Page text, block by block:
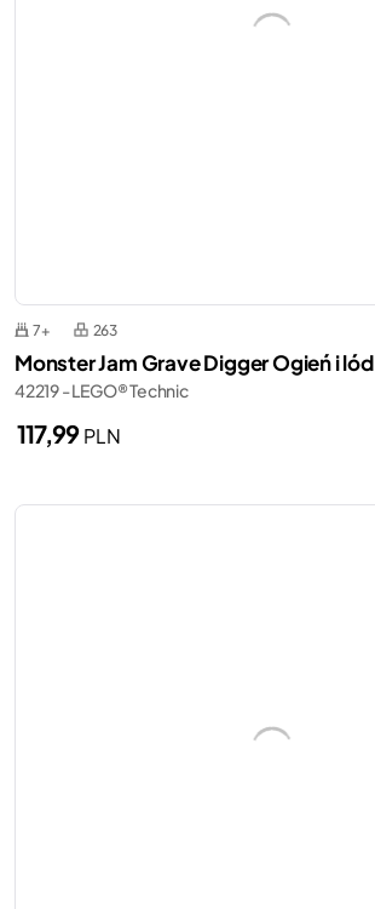
7+ 263
Monster Jam Grave Digger Ogień i lód
42219 - LEGO® Technic
117,99PLN